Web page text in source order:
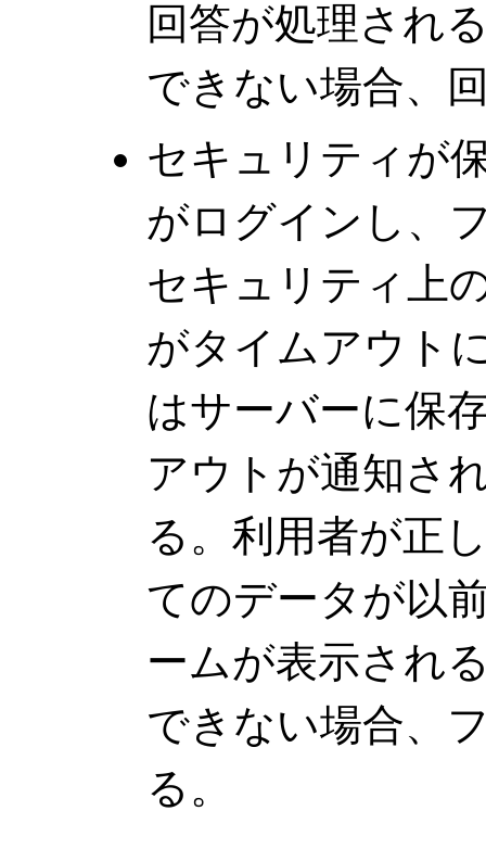
回答が処理され
できない場合、
セキュリティが
がログインし、
セキュリティ上
がタイムアウト
はサーバーに保
アウトが通知さ
る。利用者が正
てのデータが以
ームが表示され
できない場合、
る。